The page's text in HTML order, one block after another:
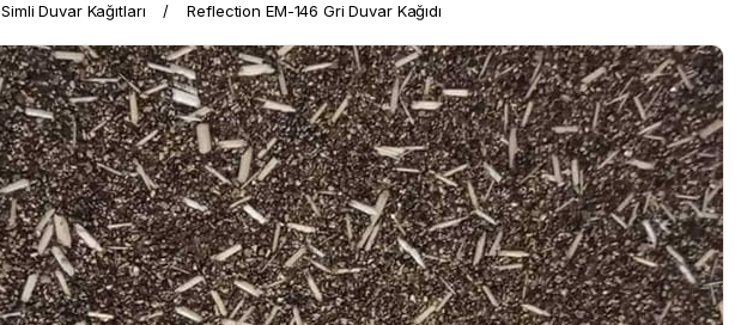
Simli Duvar Kağıtları Reflection EM-146 Gri Duvar Kağıdı